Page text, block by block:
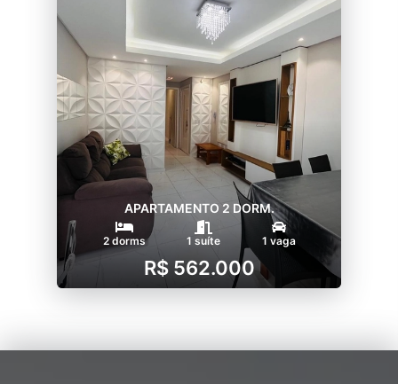
APARTAMENTO 2 DORM.
2 dorms 1 suíte 1 vaga
R$ 562.000